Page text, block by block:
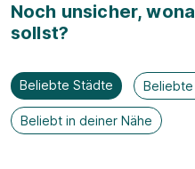
Noch unsicher,
sollst?
Beliebte Städte
Beliebt in deiner Nähe